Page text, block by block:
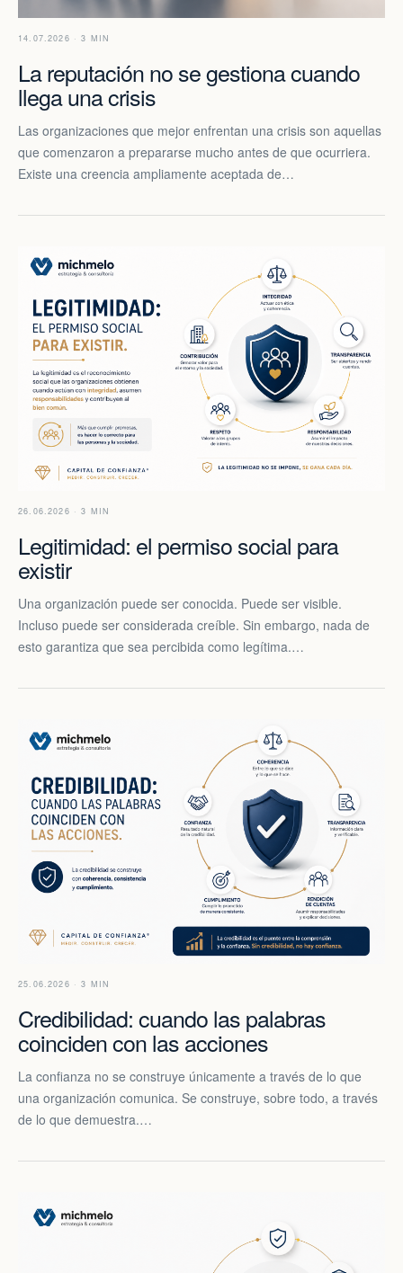
14.07.2026 · 3 MIN
La reputación no se gestiona cuando
llega una crisis
Las organizaciones que mejor enfrentan una crisis son aquellas
que comenzaron a prepararse mucho antes de que ocurriera.
Existe una creencia ampliamente aceptada de…
26.06.2026 · 3 MIN
Legitimidad: el permiso social para
existir
Una organización puede ser conocida. Puede ser visible.
Incluso puede ser considerada creíble. Sin embargo, nada de
esto garantiza que sea percibida como legítima.…
25.06.2026 · 3 MIN
Credibilidad: cuando las palabras
coinciden con las acciones
La confianza no se construye únicamente a través de lo que
una organización comunica. Se construye, sobre todo, a través
de lo que demuestra.…